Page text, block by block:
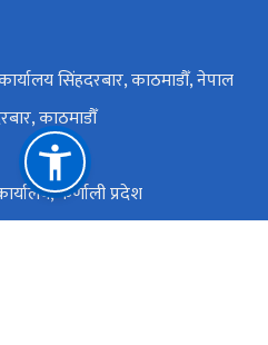
कार्यालय सिंहदरबार, काठमाडौँ, नेपाल
काठमाडौँ
कर्णाली प्रदेश